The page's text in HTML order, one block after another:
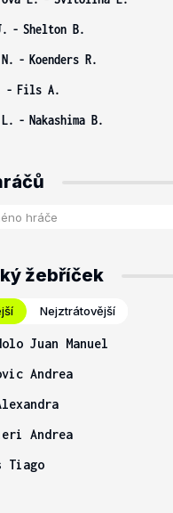
- Shelton B.
- Koenders R.
- Fils A.
- Nakashima B.
žebříček
Nejztrátovější
Juan Manuel
Andrea
Andrea
Tiago